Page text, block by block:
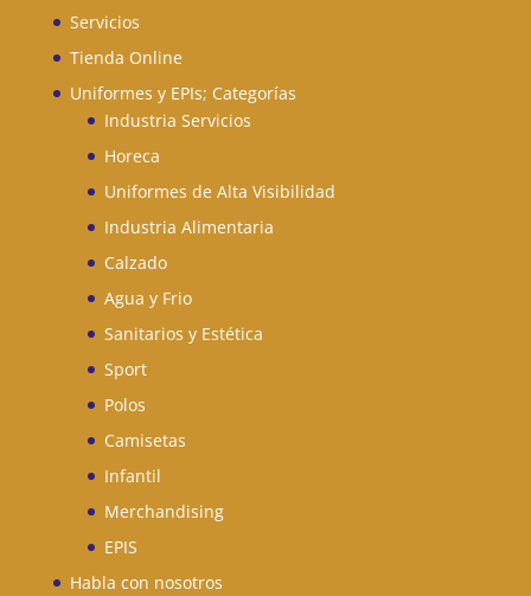
Servicios
Tienda Online
Uniformes y EPIs; Categorías
Industria Servicios
Horeca
Uniformes de Alta Visibilidad
Industria Alimentaria
Calzado
Agua y Frio
Sanitarios y Estética
Sport
Polos
Camisetas
Infantil
Merchandising
EPIS
Habla con nosotros